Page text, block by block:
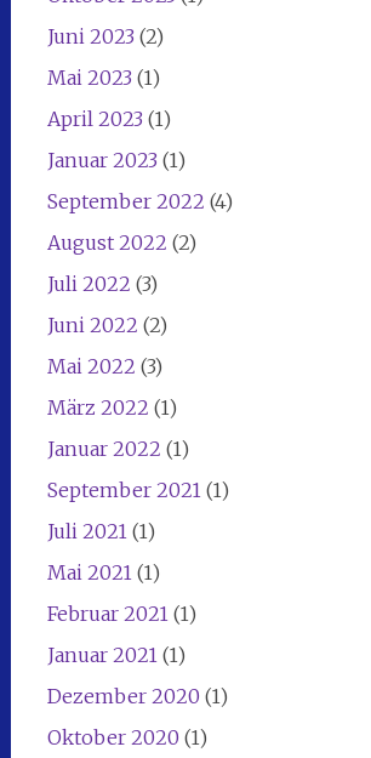
Juni 2023 (2)
Mai 2023 (1)
April 2023 (1)
Januar 2023 (1)
September 2022 (4)
August 2022 (2)
Juli 2022 (3)
Juni 2022 (2)
Mai 2022 (3)
März 2022 (1)
Januar 2022 (1)
September 2021(1)
Juli 2021(1)
Mai 2021(1)
Februar 2021(1)
Januar 2021(1)
Dezember 2020 (1)
Oktober 2020 (1)